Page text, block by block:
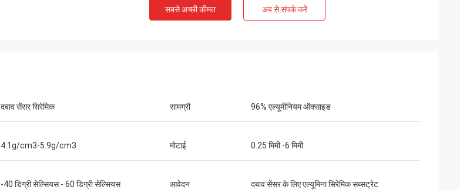
सबसे अच्छी कीमत अब से संपर्क करें
दबाव सेंसर सिरेमिक सामग्री 96% एल्यूमीनियम ऑक्साइड
4.1g/cm3-5.9g/cm3 मोटाई 0.25 मिमी -6 मिमी
-40 डिग्री सेल्सियस - 60 डिग्री सेल्सियस आवेदन दबाव सेंसर के लिए एल्यूमिना सिरेमिक सब्सट्रेट